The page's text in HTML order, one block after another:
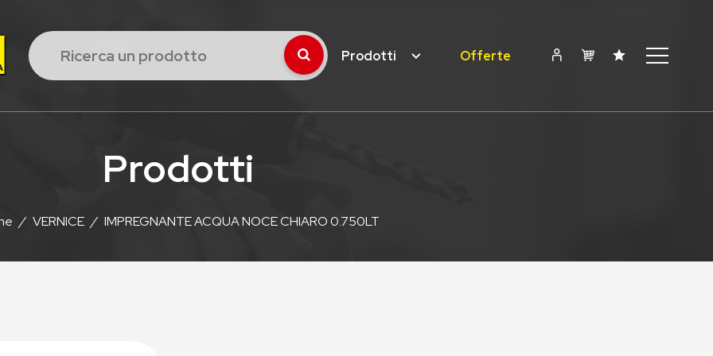
Prodotti Offerte
Prodotti
/ VERNICE / IMPREGNANTE ACQUA NOCE CHIARO 0.750LT